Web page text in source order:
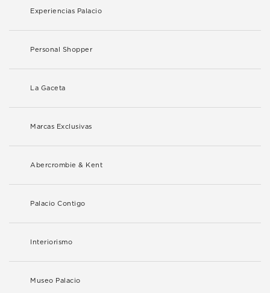
Experiencias Palacio
Personal Shopper
La Gaceta
Marcas Exclusivas
Abercrombie & Kent
Palacio Contigo
Interiorismo
Museo Palacio